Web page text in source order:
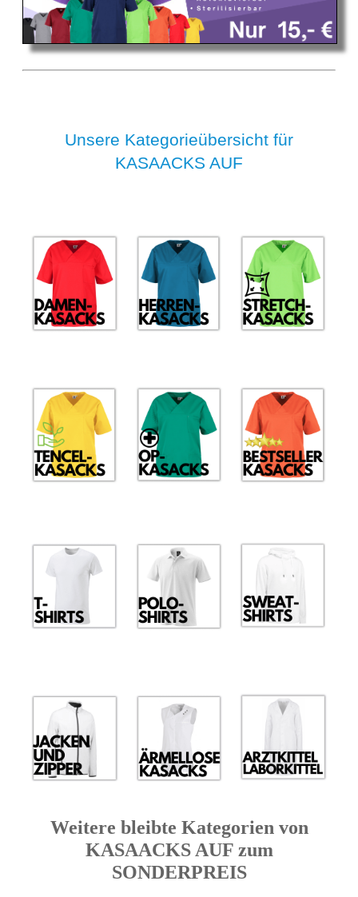
Unsere Kategorieübersicht für
KASAACKS AUF
Weitere bleibte Kategorien von
KASAACKS AUF zum
SONDERPREIS